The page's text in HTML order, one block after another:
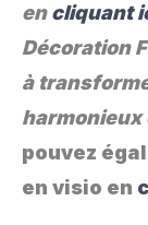
encliquant
Décoration
à
harmonieux
pouvez
en visio en